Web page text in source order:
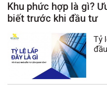
Khu phức hợp là gì?
biết trước khi đầu tư
Tỷ